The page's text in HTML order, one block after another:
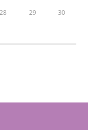
28 29 30